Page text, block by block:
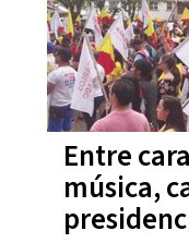
Entre
música,